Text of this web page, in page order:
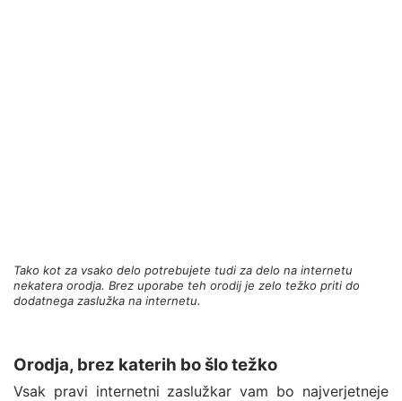
Tako kot za vsako delo potrebujete tudi za delo na internetu
nekatera orodja. Brez uporabe teh orodij je zelo težko priti do
dodatnega zaslužka na internetu.
Orodja, brez katerih bo šlo težko
Vsak pravi internetni zaslužkar vam bo najverjetneje